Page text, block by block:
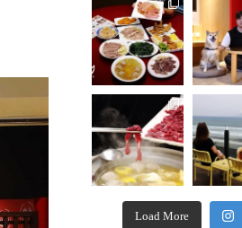
Load More